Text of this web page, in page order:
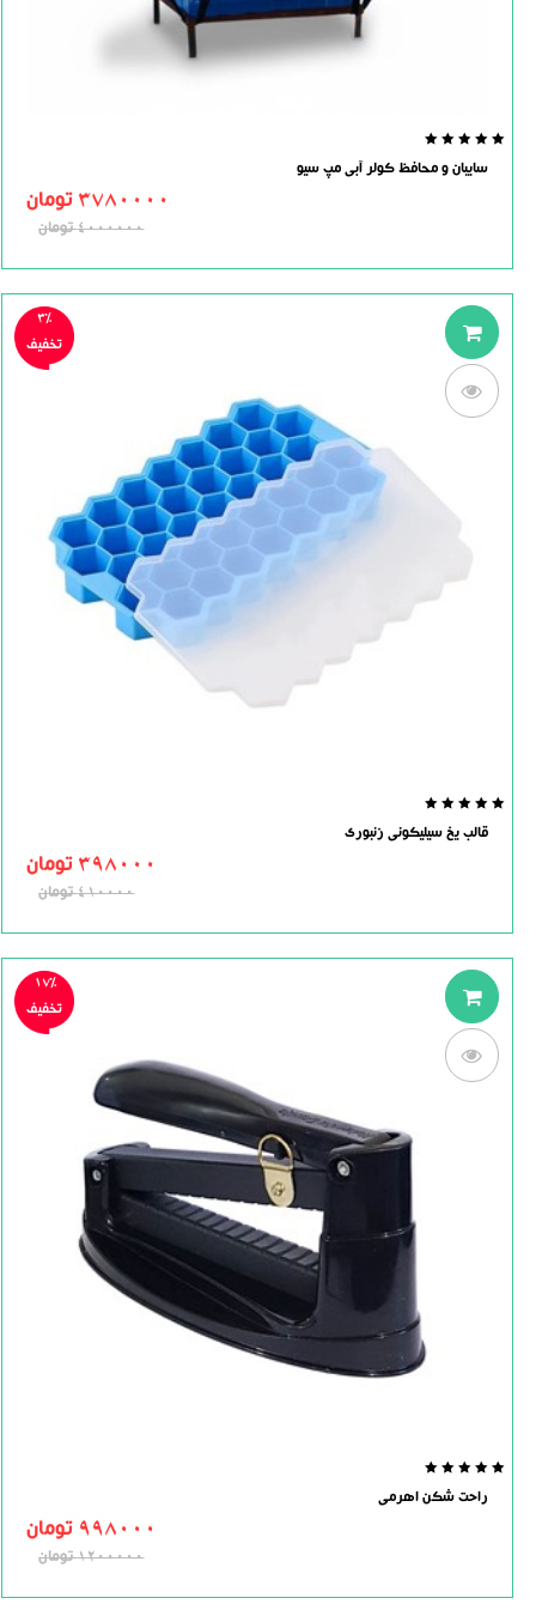
0.0
سایبان و محافظ کولر آبی مپ سیو
3780000 تومان
4000000تومان
out
3%
تخفیف
قالب یخ سیلیکونی زنبوری
398000 تومان
410000تومان
out
17%
تخفیف
راحت شکن اهرمی
998000 تومان
1200000تومان